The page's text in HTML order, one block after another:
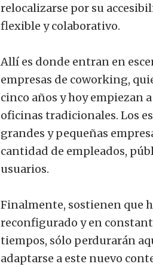
relocalizarse por su
flexible y colaborativo.
Allí es donde entran en
empresas de coworking,
cinco años y hoy empiezan
oficinas tradicionales. Los
grandes y pequeñas
cantidad de empleados,
usuarios.
Finalmente, sostienen que
reconfigurado y en
tiempos, sólo perdurarán
adaptarse a este nuevo